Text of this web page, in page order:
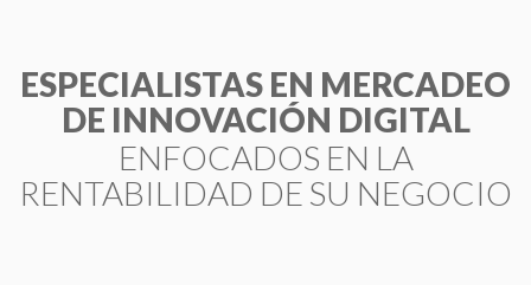
ESPECIALISTAS EN MERCADEO
DE INNOVACIÓN DIGITAL
ENFOCADOS EN LA
RENTABILIDAD DE SU NEGOCIO